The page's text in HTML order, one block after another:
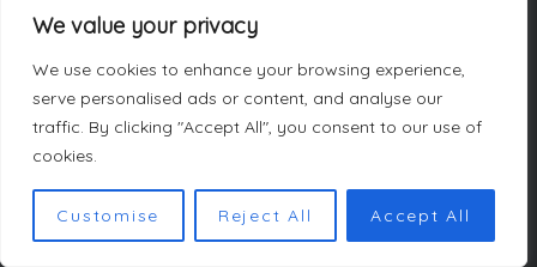
We value your privacy
We use cookies to enhance your browsing experience,
serve personalised ads or content, and analyse our
traffic. By clicking "Accept All", you consent to our use of
cookies.
Customise Reject All Accept All
Picasso Mania